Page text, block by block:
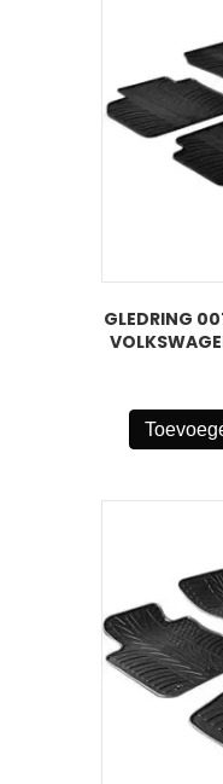
GLEDRING